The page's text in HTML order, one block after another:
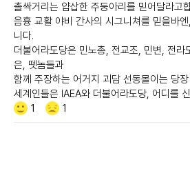
촐싹거리는 얍삽한 주둥아리를 믿어달라고
음흉 교활 야비 간사의 시그니쳐를 믿을바
니다.
더불어라도당은 민노총, 전교조, 민변, 전라
은, 뗏놈들과
함께 주장하는 어거지 괴담 선동몰이는 당
세계인들은 IAEA와 더불어라도당, 어디를
Like/Dislike
공
1
비
1